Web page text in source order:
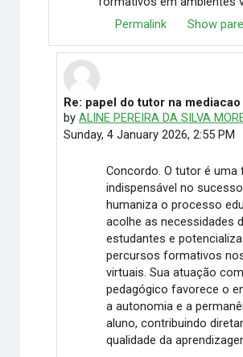
Permalink
Show
In reply to Hendy Barbosa Santos
Re: papel do tutor na
byALINE PEREIRA DA SILVA
Sunday, 4 January 2026, 2:55 PM
Concordo. O tutor é uma
indispensável no sucesso
humaniza o processo
acolhe as necessidades
estudantes e
percursos formativos
virtuais. Sua atuação
pedagógico favorece o
a autonomia e a
aluno, contribuindo
qualidade da